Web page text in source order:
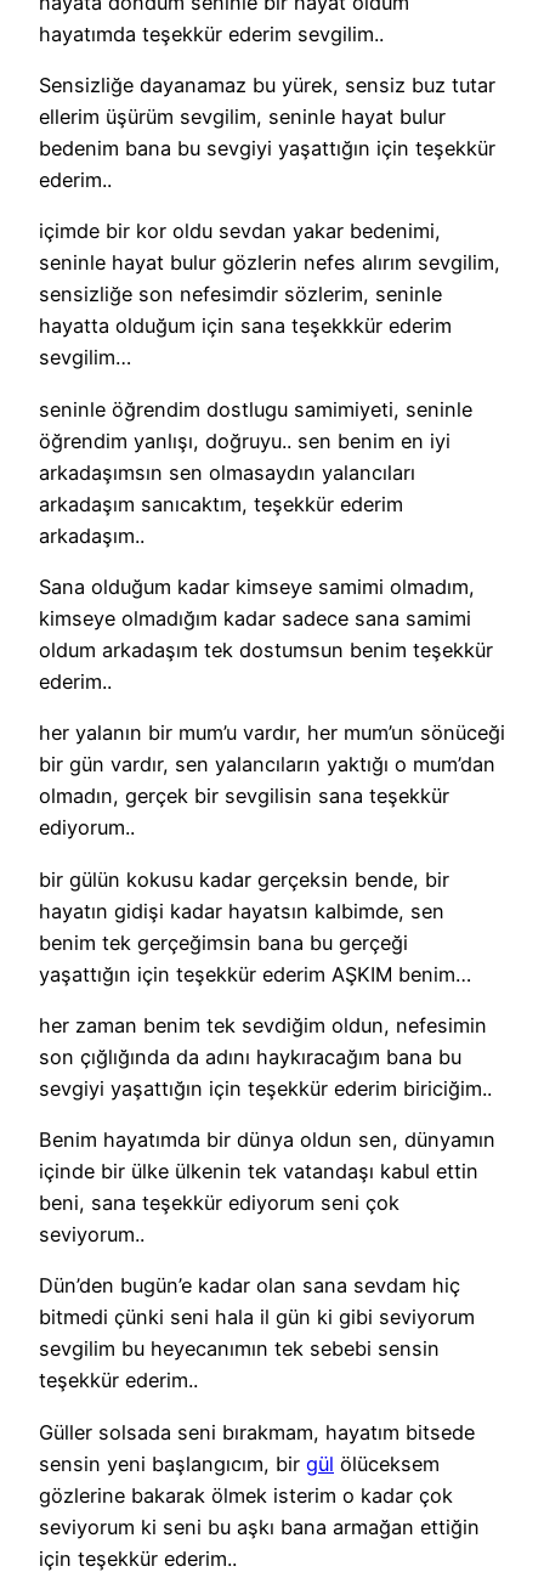
hayatımda teşekkür ederim sevgilim..
Sensizliğe dayanamaz bu yürek, sensiz buz tutar
ellerim üşürüm sevgilim, seninle hayat bulur
bedenim bana bu sevgiyi yaşattığın için teşekkür
ederim..
içimde bir kor oldu sevdan yakar bedenimi,
seninle hayat bulur gözlerin nefes alırım sevgilim,
sensizliğe son nefesimdir sözlerim, seninle
hayatta olduğum için sana teşekkkür ederim
sevgilim…
seninle öğrendim dostlugu samimiyeti, seninle
öğrendim yanlışı, doğruyu.. sen benim en iyi
arkadaşımsın sen olmasaydın yalancıları
arkadaşım sanıcaktım, teşekkür ederim
arkadaşım..
Sana olduğum kadar kimseye samimi olmadım,
kimseye olmadığım kadar sadece sana samimi
oldum arkadaşım tek dostumsun benim teşekkür
ederim..
her yalanın bir mum’u vardır, her mum’un sönüceği
bir gün vardır, sen yalancıların yaktığı o mum’dan
olmadın, gerçek bir sevgilisin sana teşekkür
ediyorum..
bir gülün kokusu kadar gerçeksin bende, bir
hayatın gidişi kadar hayatsın kalbimde, sen
benim tek gerçeğimsin bana bu gerçeği
yaşattığın için teşekkür ederim AŞKIM benim…
her zaman benim tek sevdiğim oldun, nefesimin
son çığlığında da adını haykıracağım bana bu
sevgiyi yaşattığın için teşekkür ederim biriciğim..
Benim hayatımda bir dünya oldun sen, dünyamın
içinde bir ülke ülkenin tek vatandaşı kabul ettin
beni, sana teşekkür ediyorum seni çok
seviyorum..
Dün’den bugün’e kadar olan sana sevdam hiç
bitmedi çünki seni hala il gün ki gibi seviyorum
sevgilim bu heyecanımın tek sebebi sensin
teşekkür ederim..
Güller solsada seni bırakmam, hayatım bitsede
sensin yeni başlangıcım, bir gül ölüceksem
gözlerine bakarak ölmek isterim o kadar çok
seviyorum ki seni bu aşkı bana armağan ettiğin
için teşekkür ederim..